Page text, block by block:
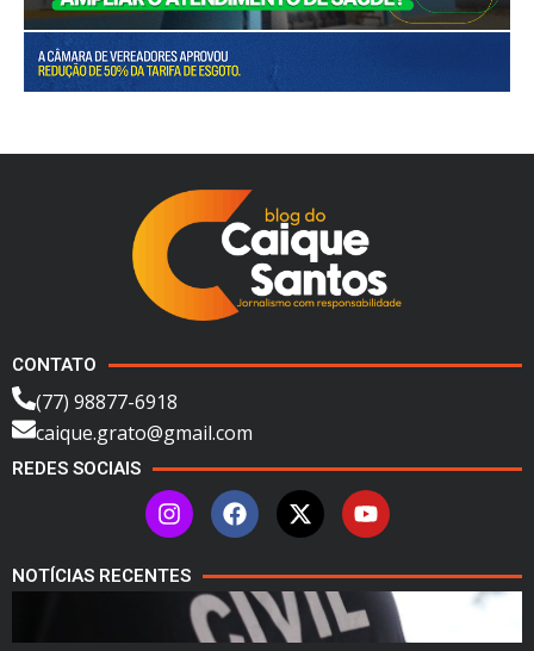
CONTATO
(77) 98877-6918
caique.grato@gmail.com
REDES SOCIAIS
NOTÍCIAS RECENTES